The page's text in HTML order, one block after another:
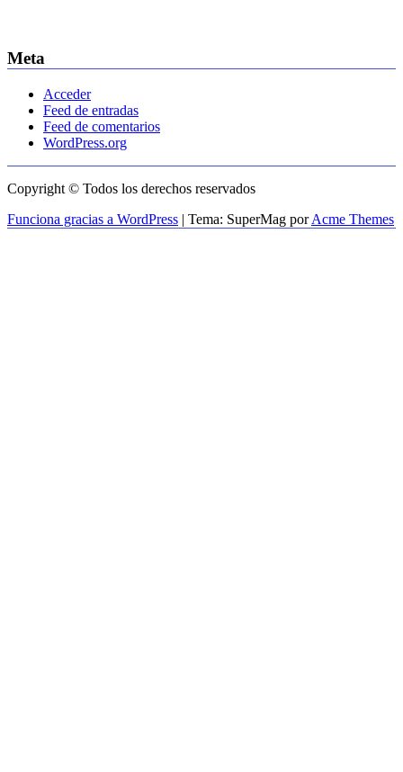
Meta
Acceder
Feed de entradas
Feed de comentarios
WordPress.org
Copyright © Todos los derechos reservados
Funciona gracias a WordPress | Tema: SuperMag porAcme Themes